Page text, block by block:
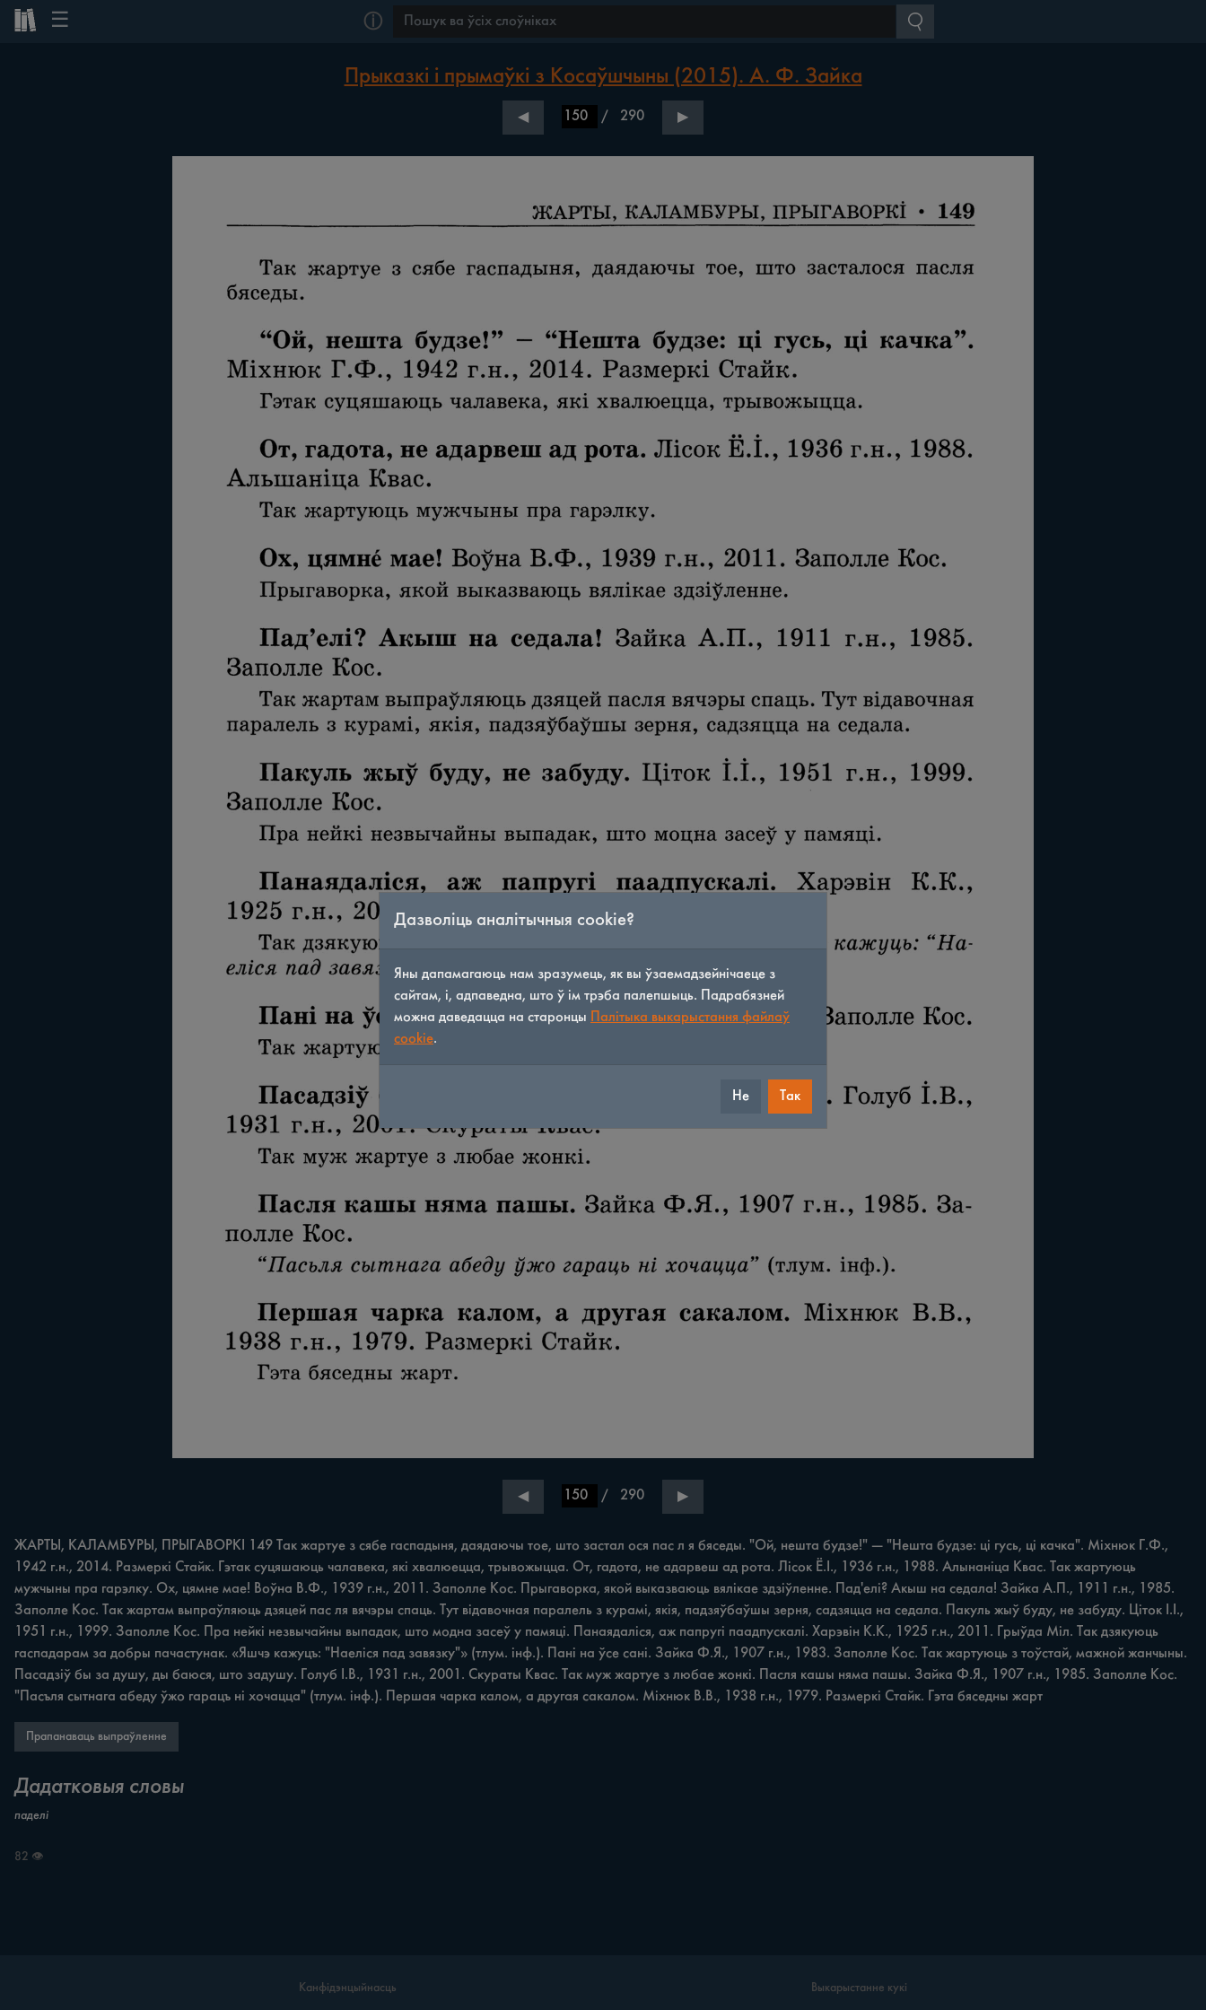
☰ ⓘ
Прыказкі і прымаўкі з Косаўшчыны (2015). А. Ф. Зайка
◀ / 290 ▶
◀ / 290 ▶
ЖАРТЫ, КАЛАМБУРЫ, ПРЫГАВОРКІ 149 Так жартуе з сябе гаспадыня, даядаючы тое, што застал ося пас л я бяседы. "Ой, нешта будзе!" — "Нешта будзе: ці гусь, ці качка". Міхнюк Г.Ф.,
1942 г.н., 2014. Размеркі Стайк. Гэтак суцяшаюць чалавека, які хвалюецца, трывожыцца. От, гадота, не адарвеш ад рота. Лісок Ё.І., 1936 г.н., 1988. Алынаніца Квас. Так жартуюць
мужчыны пра гарэлку. Ох, цямне мае! Воўна В.Ф., 1939 г.н., 2011. Заполле Кос. Прыгаворка, якой выказваюць вялікае здзіўленне. Пад'елі? Акыш на седала! Зайка А.П., 1911 г.н., 1985.
Заполле Кос. Так жартам выпраўляюць дзяцей пас ля вячэры спаць. Тут відавочная паралель з курамі, якія, падзяўбаўшы зерня, садзяцца на седала. Пакуль жыў буду, не забуду. Ціток І.І.,
1951 г.н., 1999. Заполле Кос. Пра нейкі незвычайны выпадак, што модна засеў у памяці. Панаядаліся, аж папругі паадпускалі. Харэвін К.К., 1925 г.н., 2011. Грыўда Міл. Так дзякуюць
гаспадарам за добры пачастунак. «Яшчэ кажуцъ: "Haеліся пад завязку"» (тлум. інф.). Пані на ўсе сані. Зайка Ф.Я., 1907 г.н., 1983. Заполле Кос. Так жартуюць з тоўстай, мажной жанчыны.
Пасадзіў бы за душу, ды баюся, што задушу. Голуб І.В., 1931 г.н., 2001. Скураты Квас. Так муж жартуе з любае жонкі. Пасля кашы няма пашы. Зайка Ф.Я., 1907 г.н., 1985. Заполле Кос.
"Пасъля сытнага абеду ўжо гарацъ ні хочацца" (тлум. інф.). Першая чарка калом, а другая сакалом. Міхнюк В.В., 1938 г.н., 1979. Размеркі Стайк. Гэта бяседны жарт
Прапанаваць выпраўленне
Дадатковыя словы
паделі
82 👁
Канфідэнцыйнасць Выкарыстанне кукі
Дазволіць аналітычныя cookie?
Яны дапамагаюць нам зразумець, як вы ўзаемадзейнічаеце з
сайтам, і, адпаведна, што ў ім трэба палепшыць. Падрабязней
можна даведацца на старонцы Палітыка выкарыстання файлаў
cookie.
Не Так